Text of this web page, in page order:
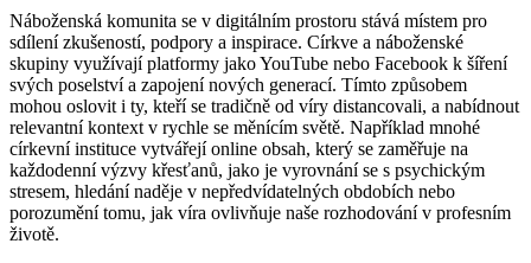
Náboženská komunita se v digitálním prostoru stává místem pro
sdílení zkušeností, podpory a inspirace. Církve a náboženské
skupiny využívají platformy jako YouTube nebo Facebook k šíření
svých poselství a zapojení nových generací. Tímto způsobem
mohou oslovit i ty, kteří se tradičně od víry distancovali, a nabídnout
relevantní kontext v rychle se měnícím světě. Například mnohé
církevní instituce vytvářejí online obsah, který se zaměřuje na
každodenní výzvy křesťanů, jako je vyrovnání se s psychickým
stresem, hledání naděje v nepředvídatelných obdobích nebo
porozumění tomu, jak víra ovlivňuje naše rozhodování v profesním
životě.